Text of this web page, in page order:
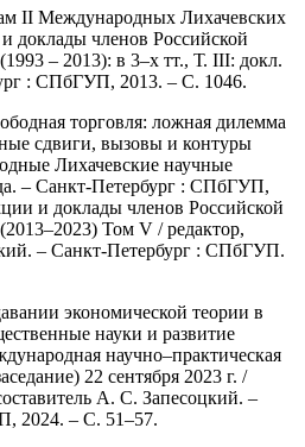
II Международных Лихачевских
доклады членов Российской
– 2013): в 3–х тт., Т. III: докл.
: СПбГУП, 2013. – С. 1046.
торговля: ложная дилемма
сдвиги, вызовы и контуры
Лихачевские научные
– Санкт-Петербург : СПбГУП,
и доклады членов Российской
Том V / редактор,
– Санкт-Петербург : СПбГУП.
экономической теории в
науки и развитие
научно–практическая
22 сентября 2023 г. /
А. С. Запесоцкий. –
2024. – С. 51–57.